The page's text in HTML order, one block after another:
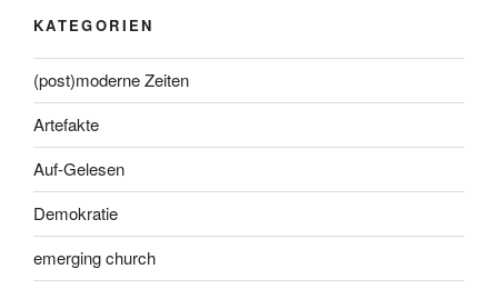
KATEGORIEN
(post)moderne Zeiten
Artefakte
Auf-Gelesen
Demokratie
emerging church